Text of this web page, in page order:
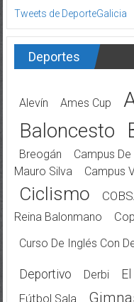
Tweets de DeporteGalicia
Deportes
Alevín Ames Cup
Baloncesto
Breogán
Campus De
Mauro Silva
Campus
Ciclismo
Reina Balonmano
Curso De Inglés Con
Deportivo Derbi
Fútbol Sala